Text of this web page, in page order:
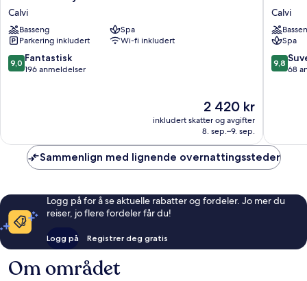
l'Abbaye
Calvi
Calvi
Basseng
Spa
Parkering inkludert
Wi-fi inkludert
9.0
av
9,0 Fantastisk
196 anmeldelser
Prisen
er
2 420 kr
2 420 kr
inkludert skatter og avgifter
8. sep.–9. sep.
Villa
Calvi
Calvi
Calvi
Spa
9.8
av
9,8
68
Sammenlign med lignende overnattingssteder
Logg på for å se aktuelle rabatter og fordeler. Jo mer du
reiser, jo flere fordeler får du!
Logg på Registrer deg gratis
Om området